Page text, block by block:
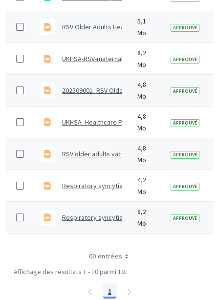
RSV Older Adults Healthcare Practitioners Training
5,1
Mo
APPROUVÉ
UKHSA-RSV-maternal-slideset
8,2
Mo
APPROUVÉ
202509001_RSV Older adults_Interim 80+ expansion
4,8
Mo
APPROUVÉ
UKHSA_Healthcare Practitioners Slideset_RSV
4,8
Mo
APPROUVÉ
RSV older adults vaccination programme slide set
4,8
Mo
APPROUVÉ
Respiratory syncytial virus (RSV) vaccination
4,2
Mo
APPROUVÉ
Respiratory syncytial virus (RSV) vaccination of
8,2
Mo
APPROUVÉ
60 entrées
Affichage des résultats 1 - 10 parmi 10.
Page
1